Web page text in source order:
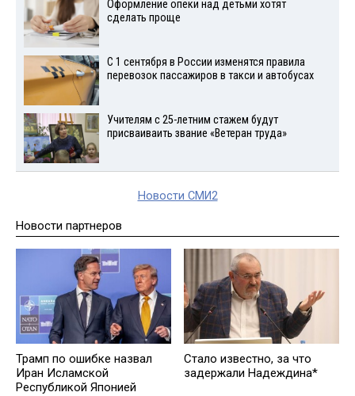
Оформление опеки над детьми хотят
сделать проще
С 1 сентября в России изменятся правила
перевозок пассажиров в такси и автобусах
Учителям с 25-летним стажем будут
присваиваить звание «Ветеран труда»
Новости СМИ2
Новости партнеров
Трамп по ошибке назвал
Иран Исламской
Республикой Японией
Стало известно, за что
задержали Надеждина*